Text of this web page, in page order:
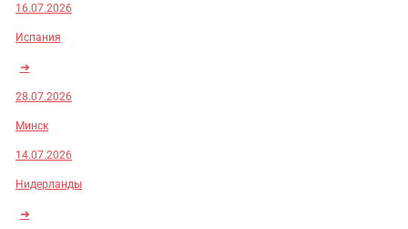
16.07.2026
Испания
➜
28.07.2026
Минск
14.07.2026
Нидерланды
➜